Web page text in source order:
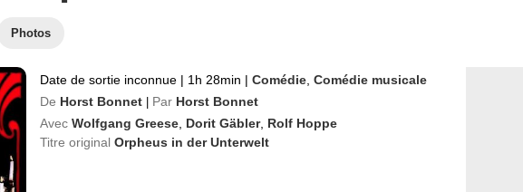
Photos
Date de sortie inconnue | 1h 28min | Comédie Comédie musicale
De Horst Bonnet Par Horst Bonnet
Avec Wolfgang Greese Dorit Gäbler, Rolf Hoppe
Titre original Orpheus in der Unterwelt